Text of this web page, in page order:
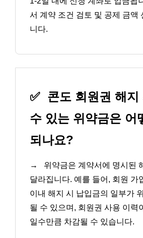
서 계약 조건 검토 및 공제 금액
니다.
✅ 콘도 회원권 해지
수 있는 위약금은 어
되나요?
→
위약금은 계약서에 명시된
달라집니다. 예를 들어, 회원 가
이내 해지 시 납입금의 일부가
될 수 있으며, 회원권 사용 이력
일수만큼 차감될 수 있습니다.